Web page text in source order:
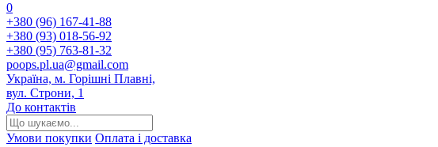
0
+380 (96) 167-41-88
+380 (93) 018-56-92
+380 (95) 763-81-32
poops.pl.ua@gmail.com
Україна, м. Горішні Плавні,
вул. Строни, 1
До контактів
Умови покупки Оплата і доставка